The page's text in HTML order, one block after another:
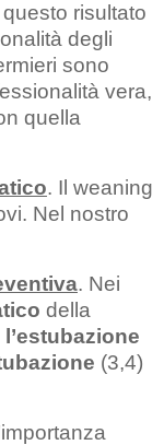
risultato
degli
sono
vera,
quella
. Il weaning
Nel nostro
. Nei
della
(3,4)